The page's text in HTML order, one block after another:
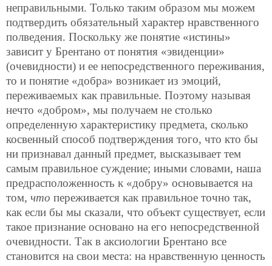
неправильными. Только таким образом мы можем
подтвердить обязательный характер нравственного
полведения. Поскольку же понятие «истины»
зависит у Брентано от понятия «эвиденции»
(очевидности) и ее непосредственного переживания,
то и понятие «добра» возникает из эмоций,
переживаемых как правильные. Поэтому называя
нечто «добром», мы получаем не столько
определенную характеристику предмета, сколько
косвенный способ подтверждения того, что кто бы
ни признавал данный предмет, высказывает тем
самым правильное суждение; иными словами, наша
предрасположенность к «добру» основывается на
том, что переживается как правильное точно так,
как если бы мы сказали, что объект существует, если
такое признание основано на его непосредственной
очевидности. Так в аксиологии Брентано все
становится на свои места: на нравственную ценность